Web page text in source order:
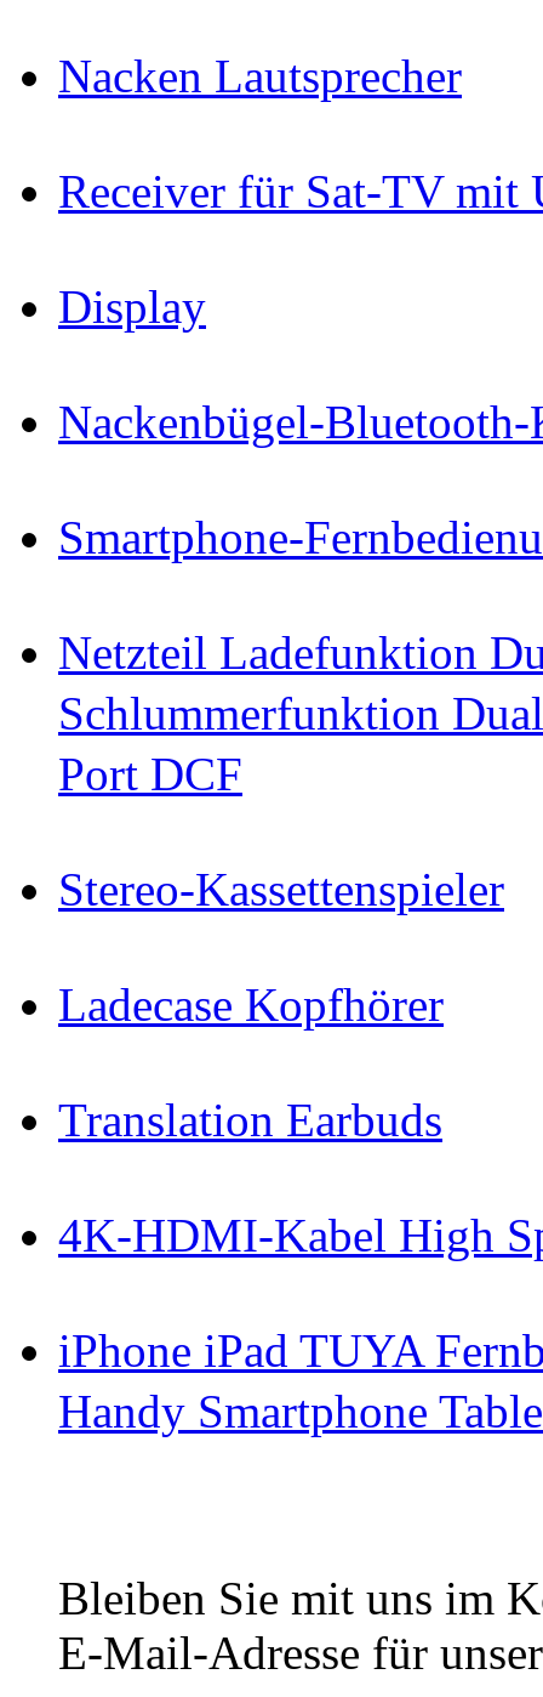
Nacken Lautsprecher
Receiver für Sat-TV mit
Display
Nackenbügel-
Smartphone-
Netzteil Ladefunktion
Schlummerfunktion
Port DCF
Stereo-Kassettenspieler
Ladecase Kopfhörer
Translation Earbuds
4K-HDMI-Kabel High
iPhone iPad TUYA
Handy Smartphone
Bleiben Sie mit uns im
E-Mail-Adresse für